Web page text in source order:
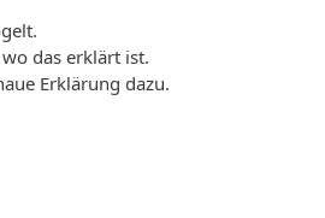
das erklärt ist.
Erklärung dazu.